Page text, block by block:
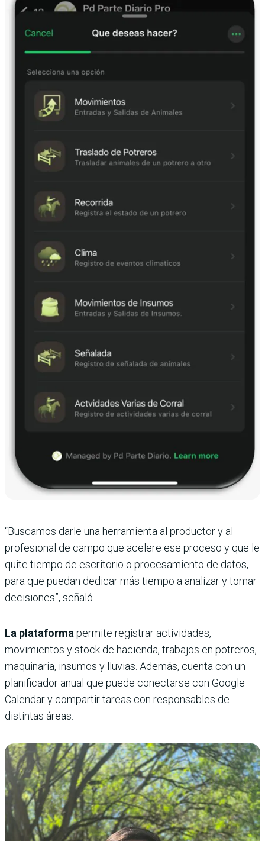
“Buscamos darle una herramienta al productor y al
profesional de campo que acelere ese proceso y que le
quite tiempo de escritorio o procesamiento de datos,
para que puedan dedicar más tiempo a analizar y tomar
decisiones”, señaló.
La plataforma permite registrar actividades,
movimientos y stock de hacienda, trabajos en potreros,
maquinaria, insumos y lluvias. Además, cuenta con un
planificador anual que puede conectarse con Google
Calendar y compartir tareas con responsables de
distintas áreas.